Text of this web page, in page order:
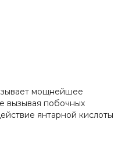
мощнейшее
вызывая побочных
янтарной кислоты